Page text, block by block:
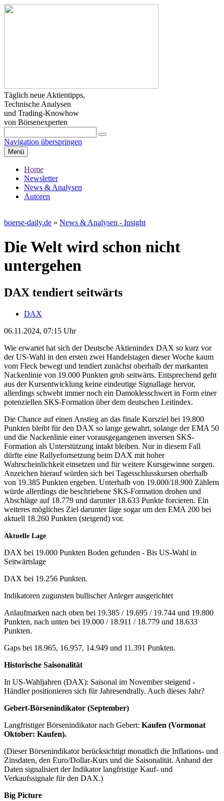
Täglich neue Aktientipps,
Technische Analysen
und Trading-Knowhow
von Börsenexperten
Navigation überspringen
Menü
Home
Newsletter
News & Analysen
Autoren
boerse-daily.de » News & Analysen - Insight
Die Welt wird schon nicht
untergehen
DAX tendiert seitwärts
DAX
06.11.2024, 07:15 Uhr
Wie erwartet hat sich der Deutsche Aktienindex DAX so kurz vor
der US-Wahl in den ersten zwei Handelstagen dieser Woche kaum
vom Fleck bewegt und tendiert zunächst oberhalb der markanten
Nackenlinie von 19.000 Punkten grob seitwärts. Entsprechend geht
aus der Kursentwicklung keine eindeutige Signallage hervor,
allerdings schwebt immer noch ein Damoklesschwert in Form einer
potenziellen SKS-Formation über dem deutschen Leitindex.
Die Chance auf einen Anstieg an das finale Kursziel bei 19.800
Punkten bleibt für den DAX so lange gewahrt, solange der EMA 50
und die Nackenlinie einer vorausgegangenen inversen SKS-
Formation als Unterstützung intakt bleiben. Nur in diesem Fall
dürfte eine Rallyefortsetzung beim DAX mit hoher
Wahrscheinlichkeit einsetzen und für weitere Kursgewinne sorgen.
Anzeichen hierauf würden sich bei Tagesschlusskursen oberhalb
von 19.385 Punkten ergeben. Unterhalb von 19.000/18.900 Zählern
würde allerdings die beschriebene SKS-Formation drohen und
Abschläge auf 18.779 und darunter 18.633 Punkte forcieren. Ein
weiteres mögliches Ziel darunter läge sogar um den EMA 200 bei
aktuell 18.260 Punkten (steigend) vor.
Aktuelle Lage
DAX bei 19.000 Punkten Boden gefunden - Bis US-Wahl in
Seitwärtslage
DAX bei 19.256 Punkten.
Indikatoren zugunsten bullischer Anleger ausgerichtet
Anlaufmarken nach oben bei 19.385 / 19.695 / 19.744 und 19.800
Punkten, nach unten bei 19.000 / 18.911 / 18.779 und 18.633
Punkten.
Gaps bei 18.965, 16.957, 14.949 und 11.391 Punkten.
Historische Saisonalität
In US-Wahljahren (DAX): Saisonal im November steigend -
Händler positionieren sich für Jahresendrally. Auch dieses Jahr?
Gebert-Börsenindikator (September)
Langfristiger Börsenindikator nach Gebert: Kaufen (Vormonat
Oktober: Kaufen).
(Dieser Börsenindikator berücksichtigt monatlich die Inflations- und
Zinsdaten, den Euro/Dollar-Kurs und die Saisonalität. Anhand der
Daten signalisiert der Indikator langfristige Kauf- und
Verkaufssignale für den DAX.)
Big Picture